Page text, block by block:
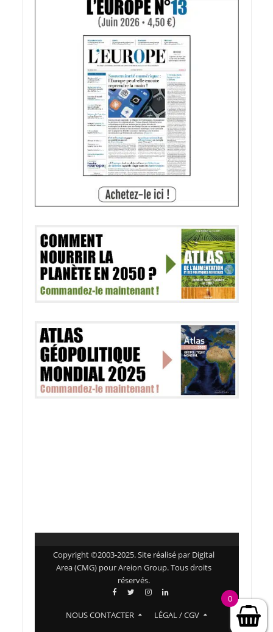
Copyright ©2003-2025. Site réalisé par Digital
Area (CMG) pour Areion Group. Tous droits
réservés.
NOUS CONTACTER LÉGAL / CGV
0